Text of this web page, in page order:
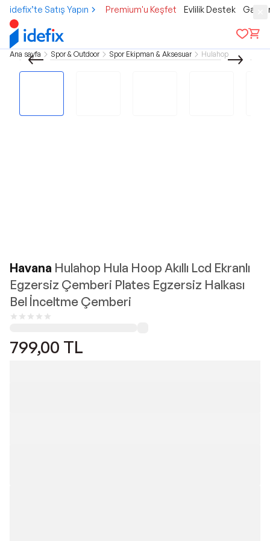
idefix’te Satış Yapın Premium'u Keşfet Evlilik Destek
Ana sayfa Spor & Outdoor Spor Ekipman & Aksesuar Hulahop
Havana Hulahop Hula Hoop Akıllı Lcd Ekranlı
Egzersiz Çemberi Plates Egzersiz Halkası
Bel İnceltme Çemberi
799,00 TL